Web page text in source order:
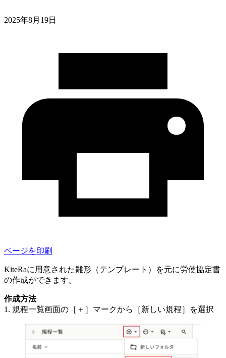
2025年8月19日
ページを印刷
KiteRaに用意された雛形（テンプレート）を元に労使協定書
の作成ができます。
作成方法
1. 規程一覧画面の［＋］マークから［新しい規程］を選択